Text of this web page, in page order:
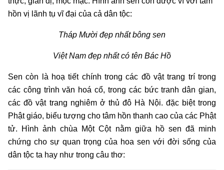
hồn vị lãnh tụ vĩ đại của cả dân tộc:
Tháp Mười đẹp nhất bông sen
Việt Nam đẹp nhất có tên Bác Hồ
Sen còn là hoạ tiết chính trong các đồ vật trang trí trong
các công trình văn hoá cổ, trong các bức tranh dân gian,
các đồ vật trang nghiêm ở thủ đô Hà Nội. đặc biệt trong
Phật giáo, biểu tượng cho tâm hồn thanh cao của các Phật
tử. Hình ảnh chùa Một Cột nằm giữa hồ sen đã minh
chứng cho sự quan trọng của hoa sen với đời sống của
dân tộc ta hay như trong câu thơ: